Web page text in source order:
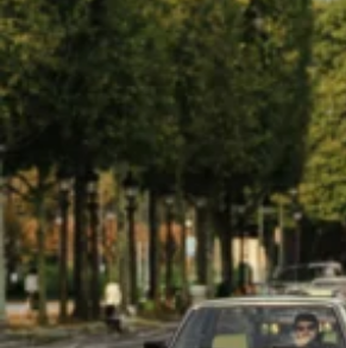
SPECIAL
NEW OPEN
SERIES
CULTURE
ABOUT US